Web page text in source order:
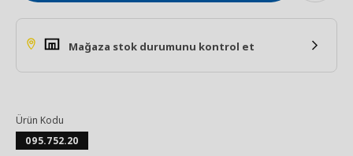
Mağaza stok durumunu kontrol et
Ürün Kodu
095.752.20